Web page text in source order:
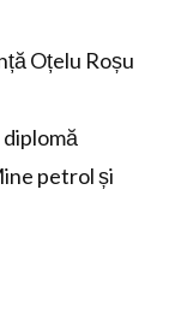
Oțelu Roșu
petrol și